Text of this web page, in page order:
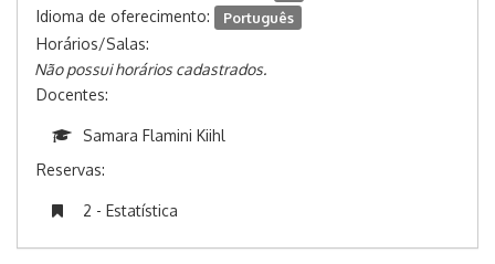
Idioma de oferecimento: Português
Horários/Salas:
Não possui horários cadastrados.
Docentes:
Samara Flamini Kiihl
Reservas:
2 - Estatística